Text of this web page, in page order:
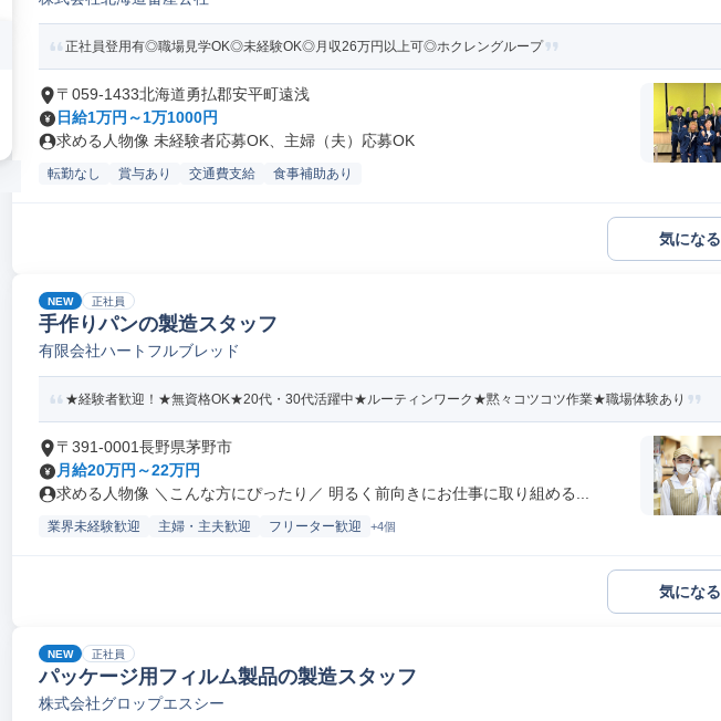
正社員登用有◎職場見学OK◎未経験OK◎月収26万円以上可◎ホクレングループ
〒059-1433北海道勇払郡安平町遠浅
日給1万円～1万1000円
求める人物像 未経験者応募OK、主婦（夫）応募OK
転勤なし 賞与あり 交通費支給 食事補助あり
気になる
NEW 正社員
手作りパンの製造スタッフ
有限会社ハートフルブレッド
★経験者歓迎！★無資格OK★20代・30代活躍中★ルーティンワーク★黙々コツコツ作業★職場体験あり
〒391-0001長野県茅野市
月給20万円～22万円
求める人物像 ＼こんな方にぴったり／ 明るく前向きにお仕事に取り組める...
業界未経験歓迎 主婦・主夫歓迎 フリーター歓迎 +4個
気になる
NEW 正社員
パッケージ用フィルム製品の製造スタッフ
株式会社グロップエスシー